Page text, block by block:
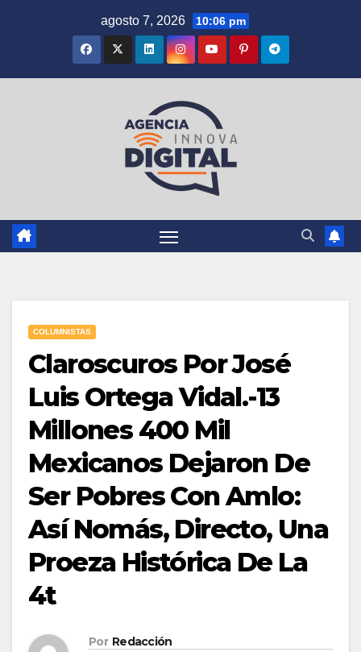
agosto 7, 2026 10:06 pm
COLUMNISTAS
Claroscuros Por José
Luis Ortega Vidal.-13
Millones 400 Mil
Mexicanos Dejaron De
Ser Pobres Con Amlo:
Así Nomás, Directo, Una
Proeza Histórica De La
4t
Por Redacción